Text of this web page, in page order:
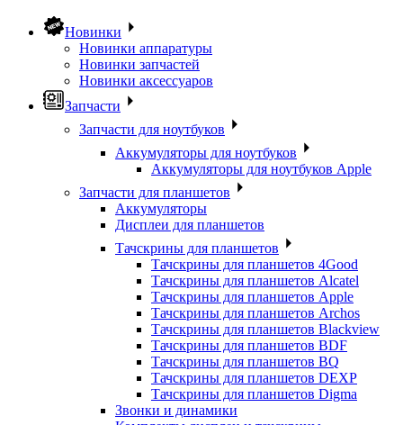
Новинки
Новинки аппаратуры
Новинки запчастей
Новинки аксессуаров
Запчасти
Запчасти для ноутбуков
Аккумуляторы для ноутбуков
Аккумуляторы для ноутбуков Apple
Запчасти для планшетов
Аккумуляторы
Дисплеи для планшетов
Тачскрины для планшетов
Тачскрины для планшетов 4Good
Тачскрины для планшетов Alcatel
Тачскрины для планшетов Apple
Тачскрины для планшетов Archos
Тачскрины для планшетов Blackview
Тачскрины для планшетов BDF
Тачскрины для планшетов BQ
Тачскрины для планшетов DEXP
Тачскрины для планшетов Digma
Звонки и динамики